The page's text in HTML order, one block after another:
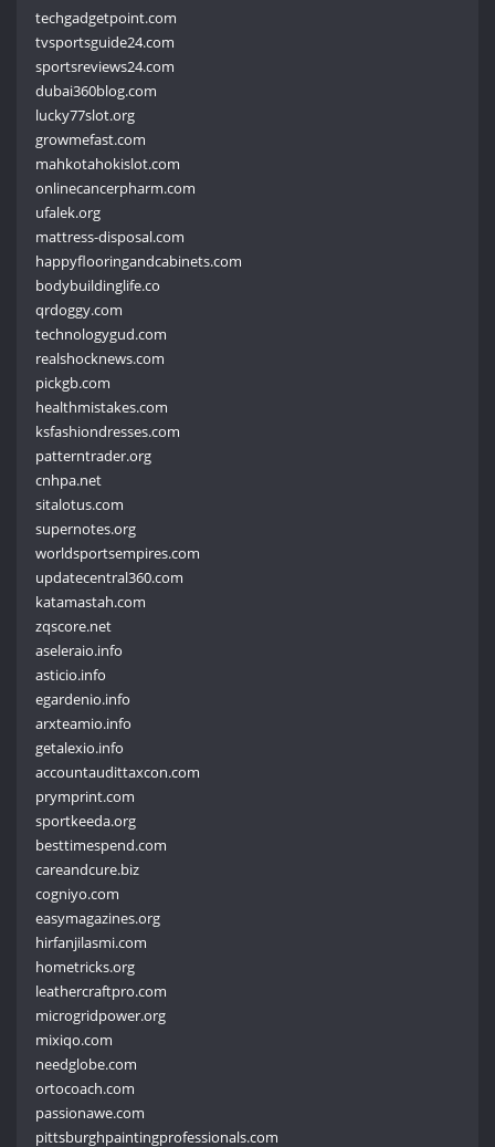
techgadgetpoint.com
tvsportsguide24.com
sportsreviews24.com
dubai360blog.com
lucky77slot.org
growmefast.com
mahkotahokislot.com
onlinecancerpharm.com
ufalek.org
mattress-disposal.com
happyflooringandcabinets.com
bodybuildinglife.co
qrdoggy.com
technologygud.com
realshocknews.com
pickgb.com
healthmistakes.com
ksfashiondresses.com
patterntrader.org
cnhpa.net
sitalotus.com
supernotes.org
worldsportsempires.com
updatecentral360.com
katamastah.com
zqscore.net
aseleraio.info
asticio.info
egardenio.info
arxteamio.info
getalexio.info
accountaudittaxcon.com
prymprint.com
sportkeeda.org
besttimespend.com
careandcure.biz
cogniyo.com
easymagazines.org
hirfanjilasmi.com
hometricks.org
leathercraftpro.com
microgridpower.org
mixiqo.com
needglobe.com
ortocoach.com
passionawe.com
pittsburghpaintingprofessionals.com